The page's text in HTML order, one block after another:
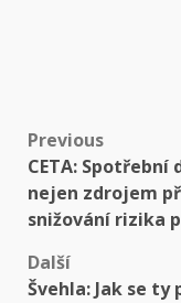
Post
Previous
CETA:
nejen zdrojem
snižování rizika
Další
Švehla: Jak se ty